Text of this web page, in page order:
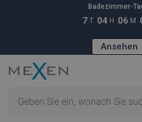
Badezimmer-
7 T 04 H 06 M
Ansehen